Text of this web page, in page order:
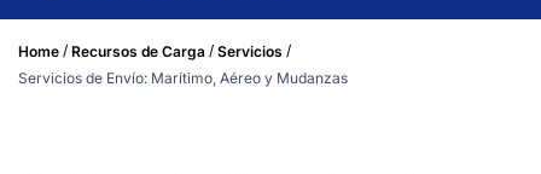
Home / Recursos de Carga / Servicios /
Servicios de Envío: Marítimo, Aéreo y Mudanzas